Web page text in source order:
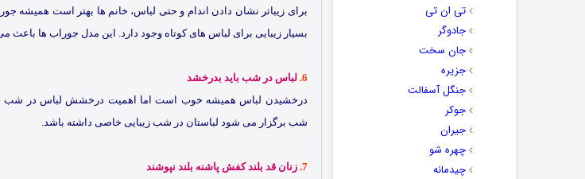
تی ان تی
جادوگر
جان سخت
جزیره
جنگل آسفالت
جوکر
جیران
چهره شو
چیدمانه
برای زیباتر نشان دادن اندام و حتی لباس، خانم ها بهتر است همیشه
بسیار زیبایی برای لباس های کوتاه وجود دارد. این مدل جوراب ها باعث
6. لباس در شب باید بدرخشد
درخشیدن لباس همیشه خوب است اما اهمیت درخشش لباس در شب
شب برگزار می شود لباستان در شب زیبایی خاصی داشته باشد.
7. زنان قد بلند کفش پاشنه بلند نپوشند